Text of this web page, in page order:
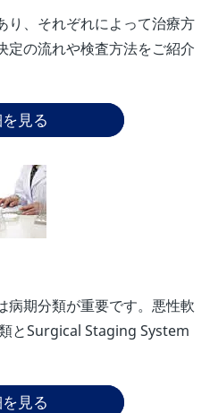
り、それぞれによって治療方
定の流れや検査方法をご紹介
見る
病期分類が重要です。悪性軟
とSurgical Staging System
見る